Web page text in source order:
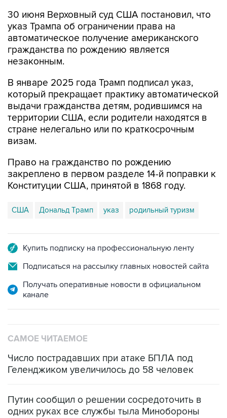
30 июня Верховный суд США постановил, что
указ Трампа об ограничении права на
автоматическое получение американского
гражданства по рождению является
незаконным.
В январе 2025 года Трамп подписал указ,
который прекращает практику автоматической
выдачи гражданства детям, родившимся на
территории США, если родители находятся в
стране нелегально или по краткосрочным
визам.
Право на гражданство по рождению
закреплено в первом разделе 14-й поправки к
Конституции США, принятой в 1868 году.
США Дональд Трамп указ родильный туризм
Купить подписку на профессиональную ленту
Подписаться на рассылку главных новостей сайта
Получать оперативные новости в официальном
канале
САМОЕ ЧИТАЕМОЕ
Число пострадавших при атаке БПЛА под
Геленджиком увеличилось до 58 человек
Путин сообщил о решении сосредоточить в
одних руках все службы тыла Минобороны